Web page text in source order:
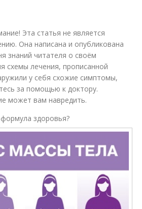
Эта статья не является
Она написана и опубликована
знаний читателя о своём
схемы лечения, прописанной
у себя схожие симптомы,
за помощью к доктору.
может вам навредить.
здоровья?